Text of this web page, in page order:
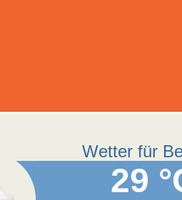
Wetter für
29